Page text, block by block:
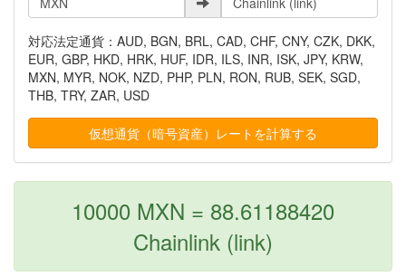
対応法定通貨：AUD, BGN, BRL, CAD, CHF, CNY, CZK, DKK,
EUR, GBP, HKD, HRK, HUF, IDR, ILS, INR, ISK, JPY, KRW,
MXN, MYR, NOK, NZD, PHP, PLN, RON, RUB, SEK, SGD,
THB, TRY, ZAR, USD
10000 MXN = 88.61188420
Chainlink (link)